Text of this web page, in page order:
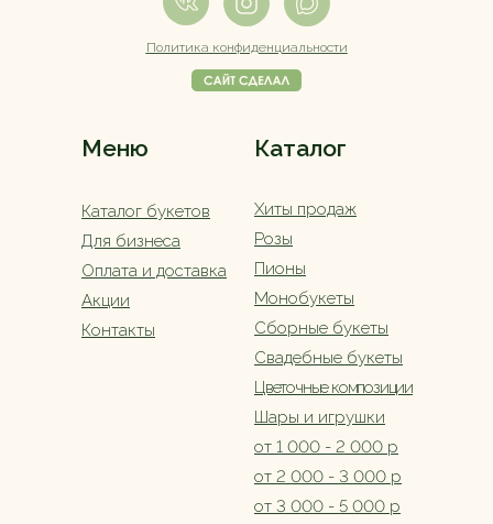
Меню Каталог
Каталог букетов
Политика конфиденциальности
Оплата и доставка
Сборные букеты
Свадебные букеты
Для бизнеса
Хиты продаж
Монобукеты
Цветочные композиции
Акции
Контакты
Шары и игрушки
от 1 000 - 2 000 р
от 2 000 - 3 000 р
от 3 000 - 5 000 р
Розы
Пионы